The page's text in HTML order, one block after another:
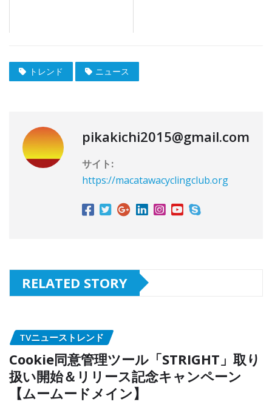
トレンド ニュース
pikakichi2015@gmail.com
サイト:
https://macatawacyclingclub.org
RELATED STORY
TVニューストレンド
Cookie同意管理ツール「STRIGHT」取り
扱い開始＆リリース記念キャンペーン
【ムームードメイン】